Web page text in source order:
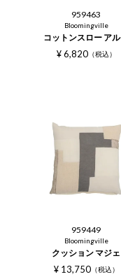
959463
Bloomingville
コットンスロー ア
¥ 6,820 税込
959449
Bloomingville
クッション マジェ
¥ 13,750 税込